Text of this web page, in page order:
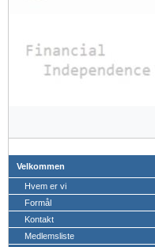
Velkommen
Hvem er vi
Formål
Kontakt
Medlemsliste